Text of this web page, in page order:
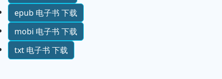
epub 电子书 下载
mobi 电子书 下载
txt 电子书 下载